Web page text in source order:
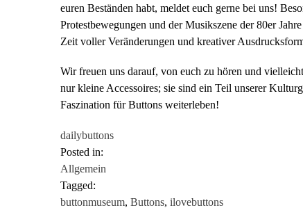
euren Beständen habt, meldet euch gerne bei uns!
Protestbewegungen und der Musikszene der 80er
Zeit voller Veränderungen und kreativer
Wir freuen uns darauf, von euch zu hören und
nur kleine Accessoires; sie sind ein Teil unserer
Faszination für Buttons weiterleben!
dailybuttons
Posted in:
Allgemein
Tagged:
buttonmuseum, Buttons, ilovebuttons